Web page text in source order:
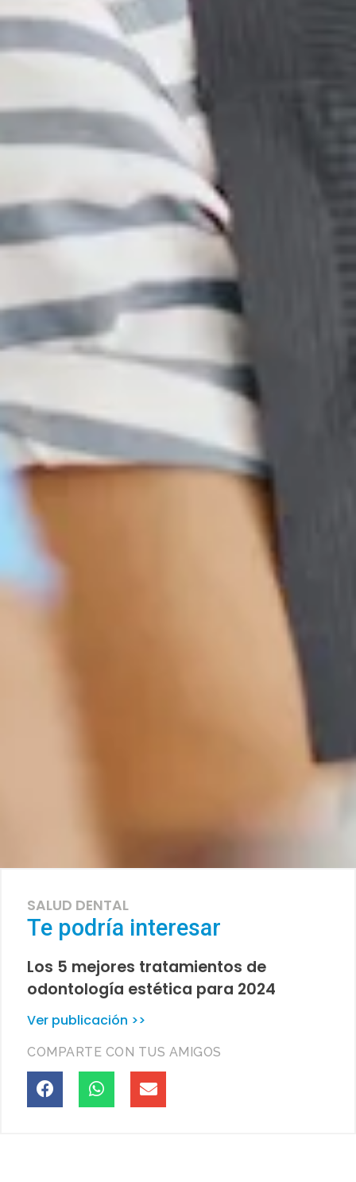
SALUD DENTAL
Te podría interesar
Los 5 mejores tratamientos de
odontología estética para 2024
Ver publicación >>
COMPARTE CON TUS AMIGOS